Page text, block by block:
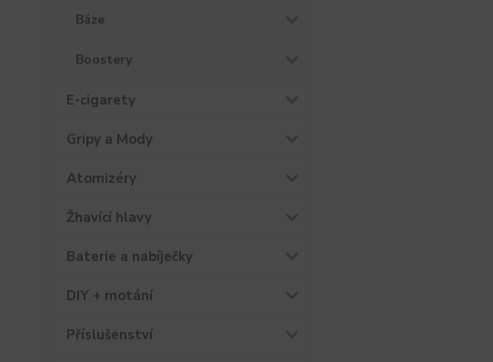
Báze
Boostery
E-cigarety
Gripy a Mody
Atomizéry
Žhavící hlavy
Baterie a nabíječky
DIY + motání
Příslušenství